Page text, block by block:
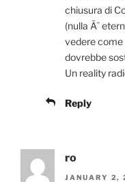
chiusura di
(nulla Ã¨
vedere
dovrebbe
Un reality
Reply
ro
JANUARY 2,